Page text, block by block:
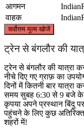
आगमन
वाहक
सर्वोत्तम मूल्य खोजें
ट्रेन से बंगलौर की
ट्रेन से बंगलौर की यात्रा
नीचे दिए गए ग्राफ़ का
दिनों में कितनी बार
समय सुबह 6:30 से 9 बजे के
कृपया अपने प्रस्थान बिंदु
पहुंचने के लिए कुछ
शहरों में!